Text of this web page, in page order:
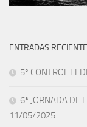
ENTRADAS
5º CONTROL
6ª JORNADA DE
11/05/2025